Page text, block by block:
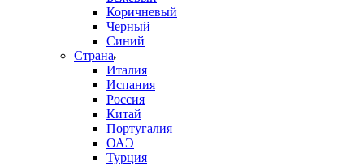
Коричневый
Черный
Синий
Страна
Италия
Испания
Россия
Китай
Португалия
ОАЭ
Турция